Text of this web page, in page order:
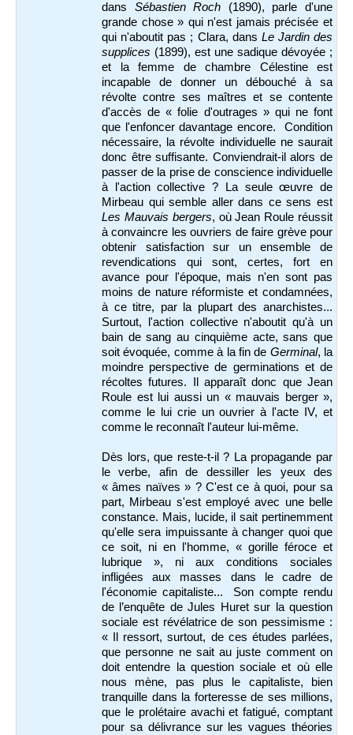
dans Sébastien Roch (1890), parle d'une
grande chose » qui n'est jamais précisée et
qui n'aboutit pas ; Clara, dans Le Jardin des
supplices (1899), est une sadique dévoyée ;
et la femme de chambre Célestine est
incapable de donner un débouché à sa
révolte contre ses maîtres et se contente
d'accès de « folie d'outrages » qui ne font
que l'enfoncer davantage encore. Condition
nécessaire, la révolte individuelle ne saurait
donc être suffisante. Conviendrait-il alors de
passer de la prise de conscience individuelle
à l'action collective ? La seule œuvre de
Mirbeau qui semble aller dans ce sens est
Les Mauvais bergers, où Jean Roule réussit
à convaincre les ouvriers de faire grève pour
obtenir satisfaction sur un ensemble de
revendications qui sont, certes, fort en
avance pour l'époque, mais n'en sont pas
moins de nature réformiste et condamnées,
à ce titre, par la plupart des anarchistes...
Surtout, l'action collective n'aboutit qu'à un
bain de sang au cinquième acte, sans que
soit évoquée, comme à la fin de Germinal, la
moindre perspective de germinations et de
récoltes futures. Il apparaît donc que Jean
Roule est lui aussi un « mauvais berger »,
comme le lui crie un ouvrier à l'acte IV, et
comme le reconnaît l'auteur lui-même.
Dès lors, que reste-t-il ? La propagande par
le verbe, afin de dessiller les yeux des
« âmes naïves » ? C'est ce à quoi, pour sa
part, Mirbeau s'est employé avec une belle
constance. Mais, lucide, il sait pertinemment
qu'elle sera impuissante à changer quoi que
ce soit, ni en l'homme, « gorille féroce et
lubrique », ni aux conditions sociales
infligées aux masses dans le cadre de
l'économie capitaliste... Son compte rendu
de l’enquête de Jules Huret sur la question
sociale est révélatrice de son pessimisme :
« Il ressort, surtout, de ces études parlées,
que personne ne sait au juste comment on
doit entendre la question sociale et où elle
nous mène, pas plus le capitaliste, bien
tranquille dans la forteresse de ses millions,
que le prolétaire avachi et fatigué, comptant
pour sa délivrance sur les vagues théories